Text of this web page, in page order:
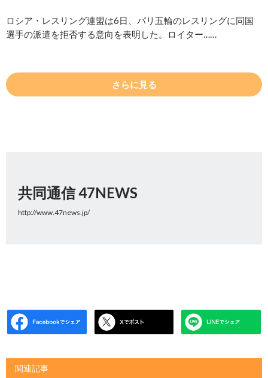
ロシア・レスリング連盟は6日、パリ五輪のレスリングに同国
選手の派遣を拒否する意向を表明した。ロイター……
さらに見る
共同通信 47NEWS
http://www.47news.jp/
関連記事